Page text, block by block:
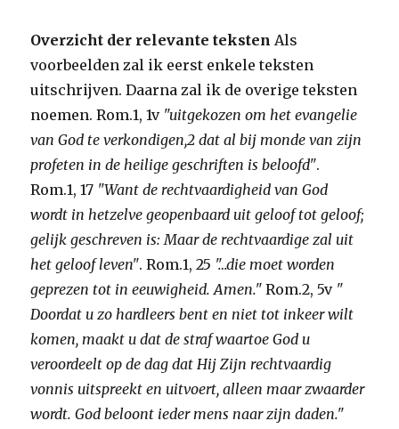
Overzicht der relevante teksten Als
voorbeelden zal ik eerst enkele teksten
uitschrijven. Daarna zal ik de overige teksten
noemen. Rom.1, 1v "uitgekozen om het evangelie
van God te verkondigen,2 dat al bij monde van zijn
profeten in de heilige geschriften is beloofd".
Rom.1, 17 "Want de rechtvaardigheid van God
wordt in hetzelve geopenbaard uit geloof tot geloof;
gelijk geschreven is: Maar derechtvaardige zal uit
het geloof leven". Rom.1, 25 "…die moet worden
geprezen tot in eeuwigheid. Amen." Rom.2, 5v "
Doordat u zo hardleers bent en niet tot inkeer wilt
komen, maakt u dat de straf waartoe God u
veroordeelt op de dag dat Hij Zijn rechtvaardig
vonnis uitspreekt en uitvoert, alleen maar zwaarder
wordt. God beloont ieder mens naar zijn daden."